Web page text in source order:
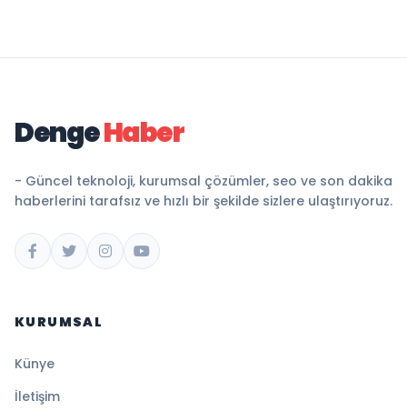
DengeHaber
- Güncel teknoloji, kurumsal çözümler, seo ve son dakika
haberlerini tarafsız ve hızlı bir şekilde sizlere ulaştırıyoruz.
KURUMSAL
Künye
İletişim